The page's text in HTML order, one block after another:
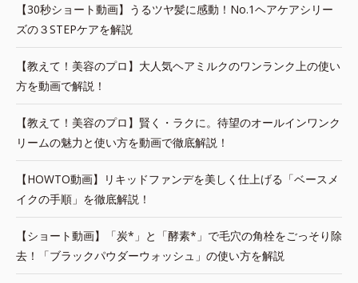
【30秒ショート動画】うるツヤ髪に感動！No.1ヘアケアシリー
ズの３STEPケアを解説
【教えて！美容のプロ】大人気ヘアミルクのワンランク上の使い
方を動画で解説！
【教えて！美容のプロ】賢く・ラクに。待望のオールインワンク
リームの魅力と使い方を動画で徹底解説！
【HOWTO動画】リキッドファンデを美しく仕上げる「ベースメ
イクの手順」を徹底解説！
【ショート動画】「炭*」と「酵素*」で毛穴の角栓をごっそり除
去！「ブラックパウダーウォッシュ」の使い方を解説